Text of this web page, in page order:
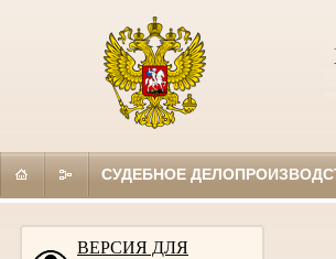
СУДЕБНОЕ
ВЕРСИЯ ДЛЯ